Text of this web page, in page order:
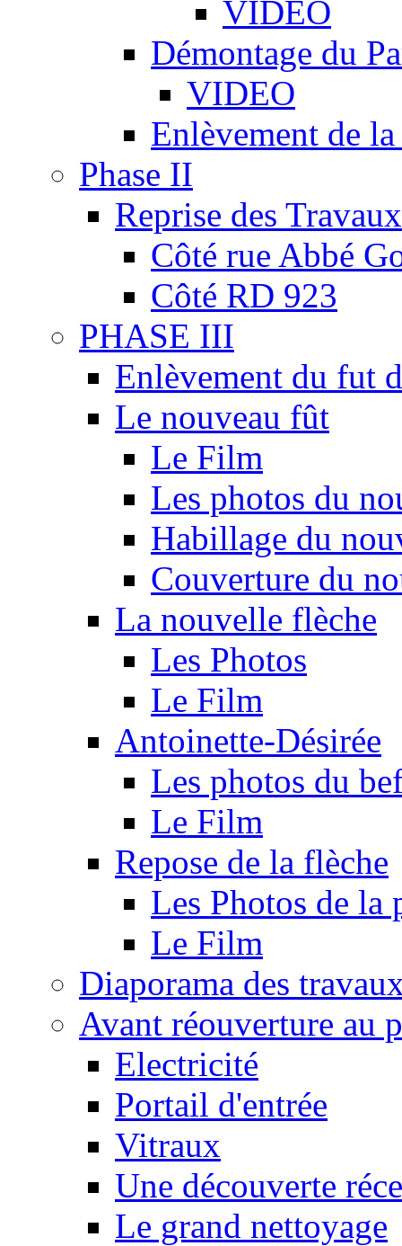
VIDEO
Démontage du
VIDEO
Enlèvement de
Phase II
Reprise des Travaux
Côté rue Abbé
Côté RD 923
PHASE III
Enlèvement du fut
Le nouveau fût
Le Film
Les photos du
Habillage du
Couverture du
La nouvelle flèche
Les Photos
Le Film
Antoinette-Désirée
Les photos du
Le Film
Repose de la flèche
Les Photos de la
Le Film
Diaporama des
Avant réouverture au
Electricité
Portail d'entrée
Vitraux
Une découverte
Le grand nettoyage